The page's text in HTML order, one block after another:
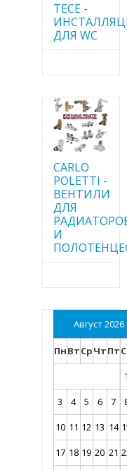
TECE -
ДЛЯ WC
CARLO
POLETTI -
ВЕНТИЛИ
ДЛЯ
И
Август 2026
ПнВтСрЧтПт
3
4 5 6 7
10 11 12 13 14
17 18 19 20 21